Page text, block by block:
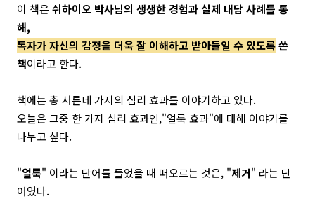
이 책은 쉬하이오 박사님의 생생한 경험과 실제 내담 사례를 통
해,
독자가 자신의 감정을 더욱 잘 이해하고 받아들일 수 있도록쓴
책이라고 한다.
책에는 총 서른네 가지의 심리 효과를 이야기하고 있다.
오늘은 그중 한 가지 심리 효과인,"얼룩 효과"에 대해 이야기를
나누고 싶다.
"얼룩" 이라는 단어를 들었을 때 떠오르는 것은, "제거" 라는 단
어였다.